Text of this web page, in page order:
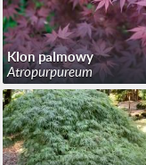
Klon palmowy
Atropurpureum